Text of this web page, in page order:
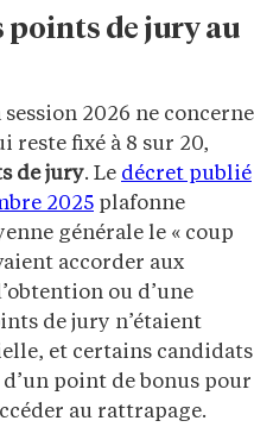
points de jury au
2026 ne concerne
reste fixé à 8 sur 20,
de jury. Le décret publié
2025 plafonne
générale le « coup
accorder aux
ou d’une
de jury n’étaient
et certains candidats
point de bonus pour
au rattrapage.